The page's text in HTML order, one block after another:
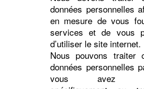
données personnelles
en mesure de vous
services et de vous
d’utiliser le site internet.
Nous pouvons traiter
données personnelles
vous avez